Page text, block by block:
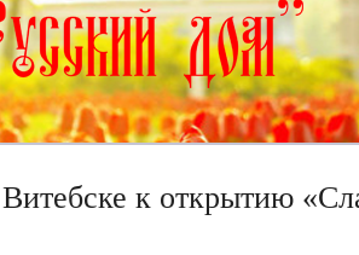
к открытию